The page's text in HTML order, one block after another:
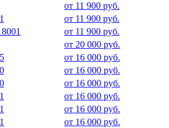
от 11 900 руб.
от 11 900 руб.
от 11 900 руб.
от 20 000 руб.
от 16 000 руб.
от 16 000 руб.
от 16 000 руб.
от 16 000 руб.
от 16 000 руб.
от 16 000 руб.